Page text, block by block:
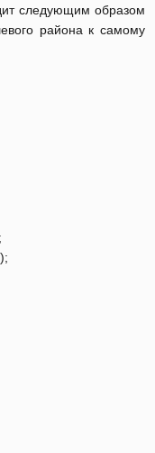
следующим образом
района к самому